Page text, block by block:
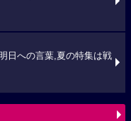
日への言葉,夏の特集は戦